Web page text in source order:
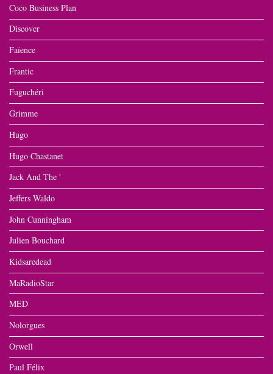
Coco Business Plan
Discover
Faïence
Frantic
Fuguchéri
Grimme
Hugo
Hugo Chastanet
Jack And The '
Jeffers Waldo
John Cunningham
Julien Bouchard
Kidsaredead
MaRadioStar
MED
Nolorgues
Orwell
Paul Félix